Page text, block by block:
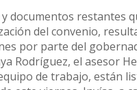
documentos restantes
del convenio,
por parte del
Rodríguez, el asesor
de trabajo, están